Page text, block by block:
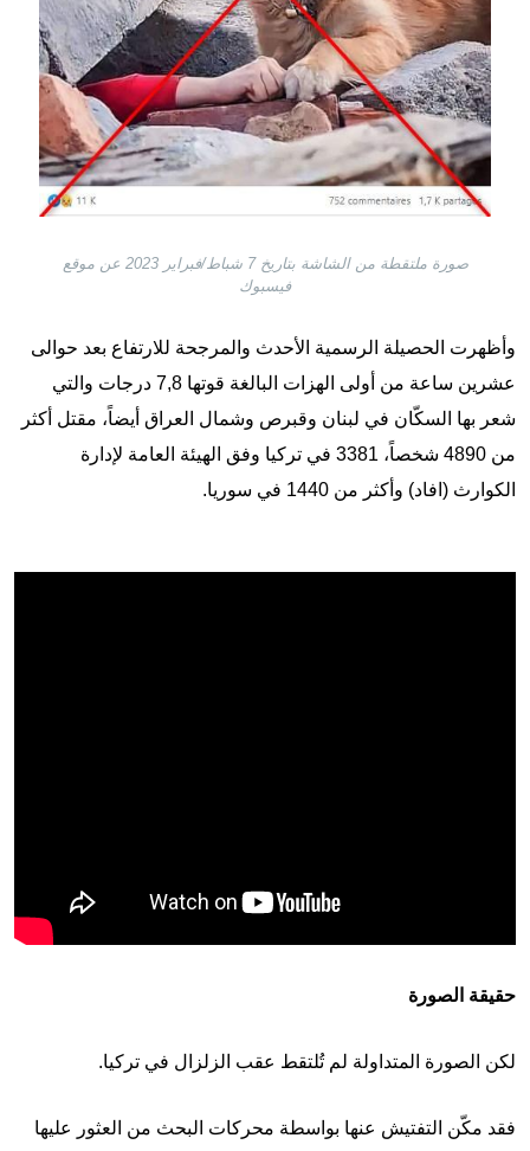
صورة ملتقطة من الشاشة بتاريخ 7 شباط/فبراير 2023 عن موقع
فيسبوك
وأظهرت الحصيلة الرسمية الأحدث والمرجحة للارتفاع بعد حوالى
عشرين ساعة من أولى الهزات البالغة قوتها 7,8 درجات والتي
شعر بها السكّان في لبنان وقبرص وشمال العراق أيضاً، مقتل أكثر
من 4890 شخصاً، 3381 في تركيا وفق الهيئة العامة لإدارة
الكوارث (افاد) وأكثر من 1440 في سوريا.
حقيقة الصورة
لكن الصورة المتداولة لم تُلتقط عقب الزلزال في تركيا.
فقد مكّن التفتيش عنها بواسطة محركات البحث من العثور عليها